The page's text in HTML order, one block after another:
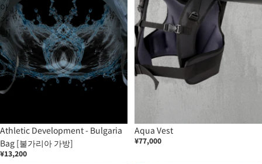
아
가
방]
Athletic Development - Bulgaria
Bag [불가리아 가방]
¥13,200
Aqua Vest
¥77,000